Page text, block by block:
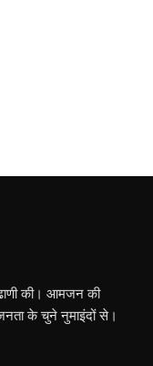
की। आमजन की
के चुने नुमाइंदों से।